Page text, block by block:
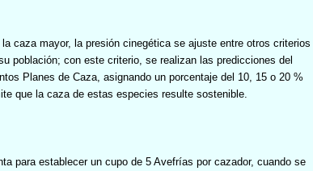
caza mayor, la presión cinegética se ajuste entre otros criterios
población; con este criterio, se realizan las predicciones del
Planes de Caza, asignando un porcentaje del 10, 15 o 20 %
que la caza de estas especies resulte sostenible.
para establecer un cupo de 5 Avefrías por cazador, cuando se